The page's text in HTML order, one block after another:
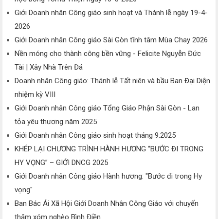
Giới Doanh nhân Công giáo sinh hoạt và Thánh lễ ngày 19-4-
2026
Giới Doanh nhân Công giáo Sài Gòn tĩnh tâm Mùa Chay 2026
Nền móng cho thành công bền vững - Felicite Nguyễn Đức
Tài | Xây Nhà Trên Đá
Doanh nhân Công giáo: Thánh lễ Tất niên và bầu Ban Đại Diện
nhiệm kỳ VIII
Giới Doanh nhân Công giáo Tổng Giáo Phận Sài Gòn - Lan
tỏa yêu thương năm 2025
Giới Doanh nhân Công giáo sinh hoạt tháng 9.2025
KHÉP LẠI CHƯƠNG TRÌNH HÀNH HƯƠNG “BƯỚC ĐI TRONG
HY VỌNG” – GIỚI DNCG 2025
Giới Doanh nhân Công giáo Hành hương: "Bước đi trong Hy
vọng"
Ban Bác Ái Xã Hội Giới Doanh Nhân Công Giáo với chuyến
thăm xóm nghèo Bình Điền